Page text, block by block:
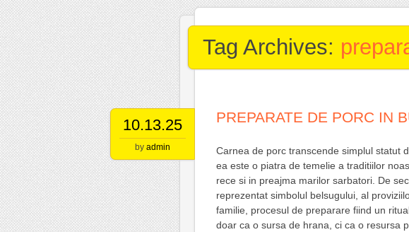
Tag Archives:
10.13.25
by admin
PREPARATE DE PORC IN
Carnea de porc transcende simplul statut
ea este o piatra de temelie a traditiilor
rece si in preajma marilor sarbatori. De
reprezentat simbolul belsugului, al
familie, procesul de preparare fiind un
doar ca o sursa de hrana, ci ca o resursa